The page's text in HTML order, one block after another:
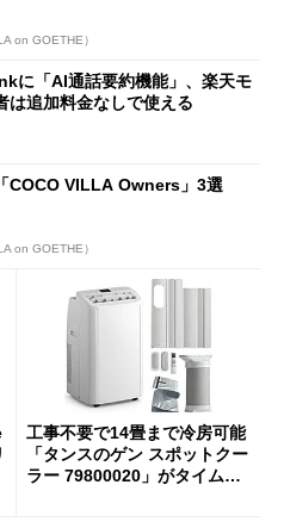
on GOETHE）
に「AI通話要約機能」、楽天モ
は追加料金なしで使える
COCO VILLA Owners」3選
on GOETHE）
工事不要で14畳まで冷房可能
「タンスのゲン スポットクー
ラー 79800020」がタイムセ